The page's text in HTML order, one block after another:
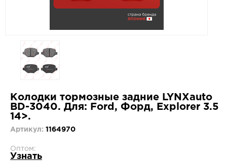
Колодки тормозные задние LYNXauto
BD-3040. Для: Ford, Форд, Explorer 3.5
14>.
Артикул: 1164970
Оптом:
Узнать